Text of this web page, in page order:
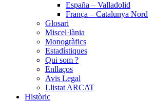
España – Valladolid
França – Catalunya Nord
Glosari
Miscel·lània
Monogràfics
Estadístiques
Qui som ?
Enllaços
Avis Legal
Llistat ARCAT
Històric